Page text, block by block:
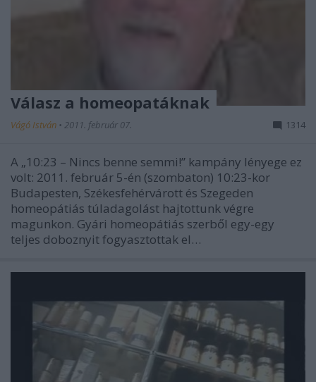
Válasz a homeopatáknak
Vágó István • 2011. február 07. 1314
A „10:23 – Nincs benne semmi!” kampány lényege ez
volt: 2011. február 5-én (szombaton) 10:23-kor
Budapesten, Székesfehérvárott és Szegeden
homeopátiás túladagolást hajtottunk végre
magunkon. Gyári homeopátiás szerből egy-egy
teljes doboznyit fogyasztottak el…